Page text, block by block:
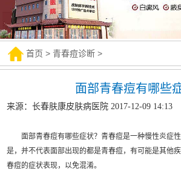
首页 >青春痘诊断 >
面部青春痘有哪些
来源：长春肤康皮肤病医院 2017-12-09 14:13
面部青春痘有哪些症状？青春痘是一种慢性炎症性
是，并不代表面部出现的都是青春痘，有可能是其他
春痘的症状表现，以免混淆。